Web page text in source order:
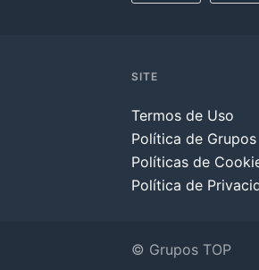
SITE
Termos de Uso
Política de Grupos
Políticas de
Política de
© Grupos TOP